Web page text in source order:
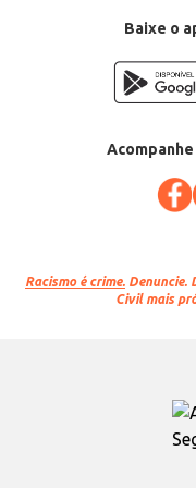
Baixe o
Racismo é crime. Denuncie.
Civil mais